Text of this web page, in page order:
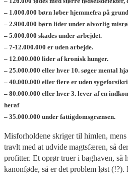
– 1.000.000 børn løber hjemmefra på
– 2.900.000 børn lider under alvorlig
– 5.000.000 skades under arbejdet.
– 7-12.000.000 er uden arbejde.
– 12.000.000 lider af kronisk hunger.
– 25.000.000 eller hver 10. søger mental
– 40.000.000 eller flere er uden
– 80.000.000 eller hver 3. lever af en
heraf
– 35.000.000 under fattigdomsgrænsen.
Misforholdene skriger til himlen,
travlt med at udvide magtsfæren, så
profitter. Et oprør truer i baghaven, så
kanonføde, så er det problem løst (!?).